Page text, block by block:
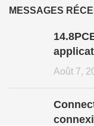
MESSAGES
Août 7,